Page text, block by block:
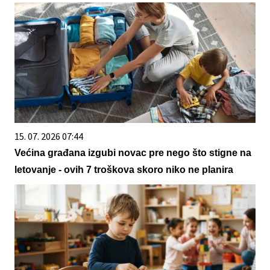
15. 07. 2026 07:44
Većina građana izgubi novac pre nego što stigne na
letovanje - ovih 7 troškova skoro niko ne planira